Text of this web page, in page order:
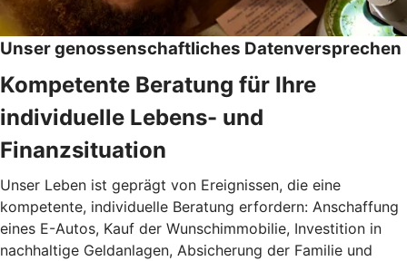
Unser genossenschaftliches Datenversprechen
Kompetente Beratung für Ihre
individuelle Lebens- und
Finanzsituation
Unser Leben ist geprägt von Ereignissen, die eine
kompetente, individuelle Beratung erfordern: Anschaffung
eines E-Autos, Kauf der Wunschimmobilie, Investition in
nachhaltige Geldanlagen, Absicherung der Familie und